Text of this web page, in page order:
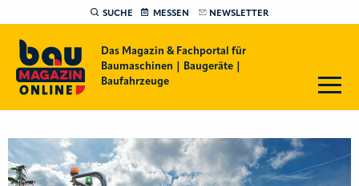
SUCHE MESSEN NEWSLETTER
Das Magazin & Fachportal für
Baumaschinen | Baugeräte |
Baufahrzeuge